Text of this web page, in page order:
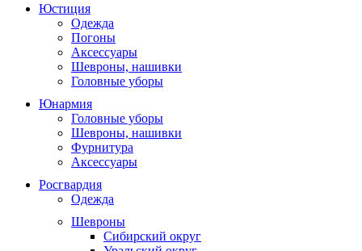
Юстиция
Одежда
Погоны
Аксессуары
Шевроны, нашивки
Головные уборы
Юнармия
Головные уборы
Шевроны, нашивки
Фурнитура
Аксессуары
Росгвардия
Одежда
Шевроны
Сибирский округ